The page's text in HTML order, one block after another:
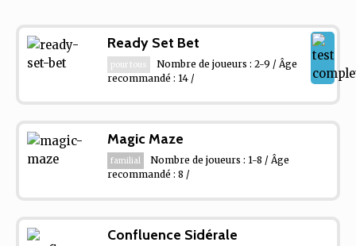
Ready Set Bet
pour tous
Nombre de joueurs : 2-9 / Âge
recommandé : 14 /
Magic Maze
familial
Nombre de joueurs : 1-8 / Âge
recommandé : 8 /
Confluence Sidérale